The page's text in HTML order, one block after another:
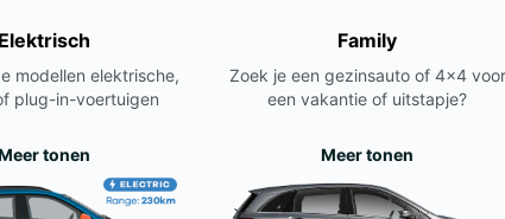
Elektrisch
modellen elektrische,
plug-in-voertuigen
tonen
Family
Zoek je een gezinsauto of 4x4 voor
een vakantie of uitstapje?
Meer tonen